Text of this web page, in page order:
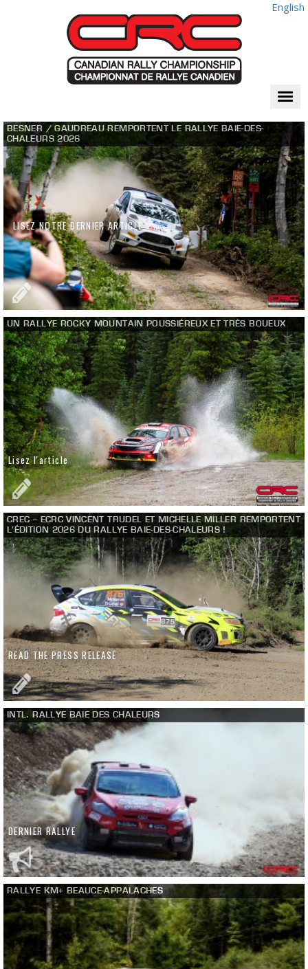
English
BESNER / GAUDREAU REMPORTENT LE RALLYE BAIE-DES-
CHALEURS 2026
LISEZ NOTRE DERNIER ARTICLE
UN RALLYE ROCKY MOUNTAIN POUSSIÉREUX ET TRÈS BOUEUX
Lisez l'article
CREC – ECRC VINCENT TRUDEL ET MICHELLE MILLER REMPORTENT
L’ÉDITION 2026 DU RALLYE BAIE-DES-CHALEURS !
READ THE PRESS RELEASE
INTL. RALLYE BAIE DES CHALEURS
DERNIER RALLYE
RALLYE KM+ BEAUCE-APPALACHES